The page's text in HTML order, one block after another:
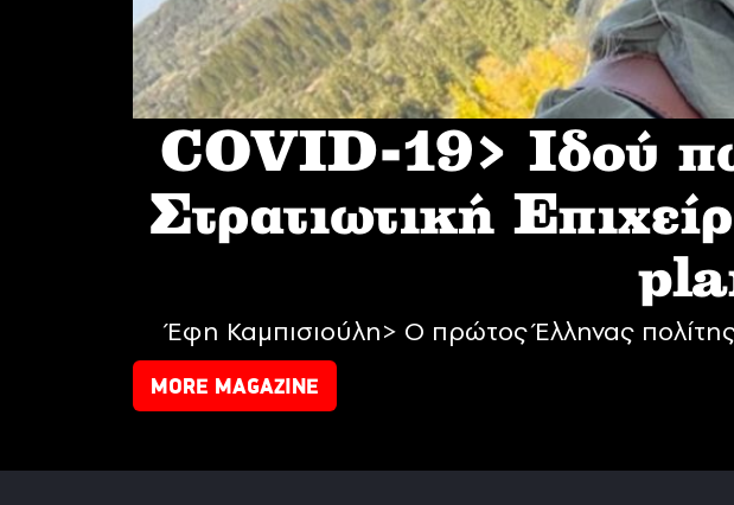
COVID-19> Iδού
Στρατιωτική
Έφη Καμπισιούλη> Ο πρώτος Έλληνας
MORE MAGAZINE